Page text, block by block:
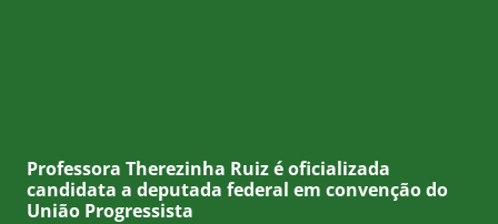
Professora Therezinha Ruiz é oficializada
candidata a deputada federal em convenção do
União Progressista